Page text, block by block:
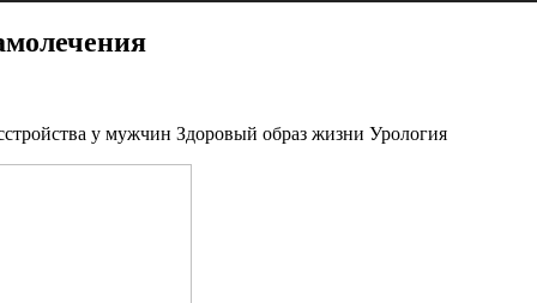
у мужчин Здоровый образ жизни Урология